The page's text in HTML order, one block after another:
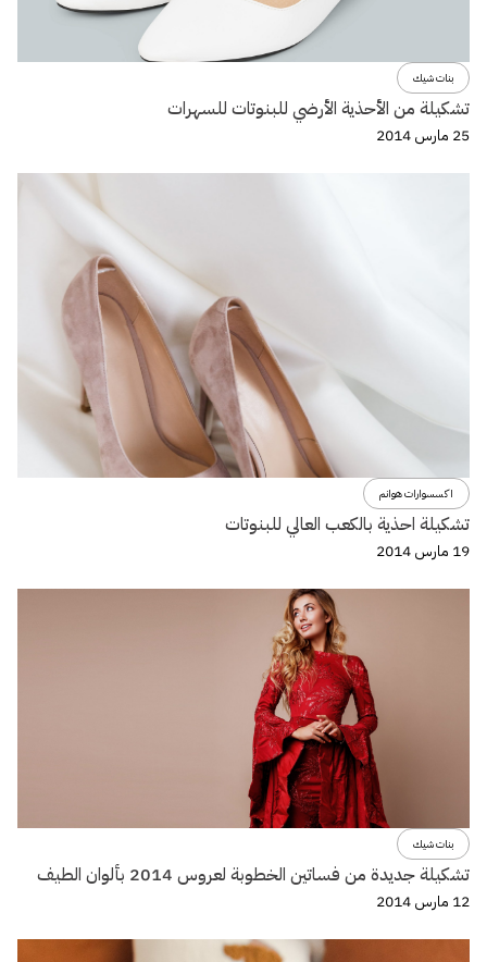
بنات شيك
تشكيلة من الأحذية الأرضي للبنوتات للسهرات
25 مارس 2014
اكسسوارات هوانم
تشكيلة احذية بالكعب العالي للبنوتات
19 مارس 2014
بنات شيك
تشكيلة جديدة من فساتين الخطوبة لعروس 2014 بألوان الطيف
12 مارس 2014